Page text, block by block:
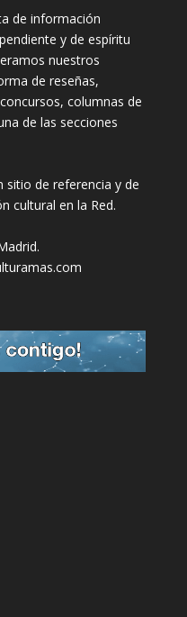
de información
y de espíritu
nuestros
de reseñas,
columnas de
de las secciones
sitio de referencia y de
cultural en la Red.